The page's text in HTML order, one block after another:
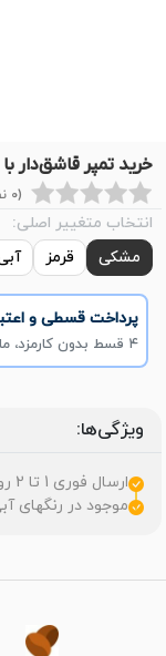
خرید تمپر قاشق‌دار
(0 نظر )
انتخاب متغییر اصلی:
مشکی
قرمز
پرداخت قسطی و
۴ قسط بدون کارمزد، ماهانه ۱۱٬۲۵۰ تومان
ویژگی‌ها:
ارسال فوری 1 تا 2 روز کاری
موجود در رنگهای